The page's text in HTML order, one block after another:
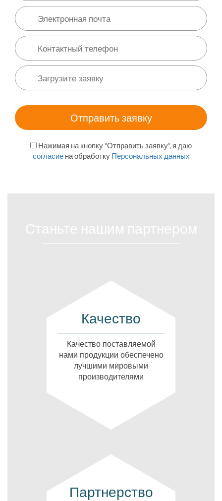
Нажимая на кнопку "Отправить заявку", я даю
согласиена обработку Персональных данных
Качество
Качество поставляемой
нами продукции обеспечено
лучшими мировыми
производителями
Партнерство